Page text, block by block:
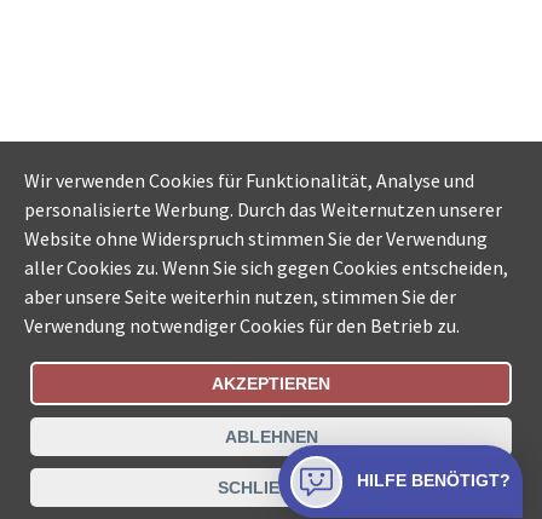
Bestellungsstatus Ämtersuche der Schweiz
Datenschutz Impressum Nutzungsbestimmungen
Kontakt
Wir verwenden Cookies für Funktionalität, Analyse und
personalisierte Werbung. Durch das Weiternutzen unserer
Website ohne Widerspruch stimmen Sie der Verwendung
aller Cookies zu. Wenn Sie sich gegen Cookies entscheiden,
aber unsere Seite weiterhin nutzen, stimmen Sie der
Verwendung notwendiger Cookies für den Betrieb zu.
AKZEPTIEREN
ABLEHNEN
SCHLIESSEN HILFE BENÖTIGT?